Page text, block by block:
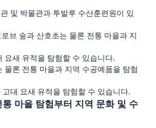
및 박물관과 투발루 수산훈련원이 있
브 숲과 산호초는 물론 전통 마을과 지
요새 유적을 탐험할 수 있습니다.
론 전통 마을과 지역 수공예품을 탐험
대 요새 유적을 탐험할 수 있습니다.
마을 탐험부터 지역 문화 및 수